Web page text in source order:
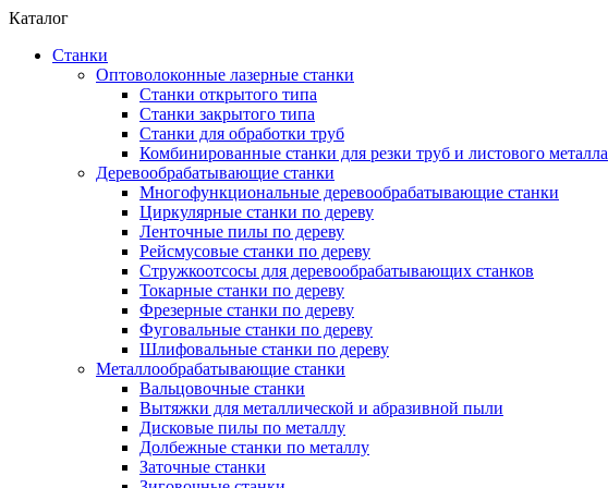
Каталог
Станки
Оптоволоконные лазерные станки
Станки открытого типа
Станки закрытого типа
Станки для обработки труб
Комбинированные станки для резки труб и листового металла
Деревообрабатывающие станки
Многофункциональные деревообрабатывающие станки
Циркулярные станки по дереву
Ленточные пилы по дереву
Рейсмусовые станки по дереву
Стружкоотсосы для деревообрабатывающих станков
Токарные станки по дереву
Фрезерные станки по дереву
Фуговальные станки по дереву
Шлифовальные станки по дереву
Металлообрабатывающие станки
Вальцовочные станки
Вытяжки для металлической и абразивной пыли
Дисковые пилы по металлу
Долбежные станки по металлу
Заточные станки